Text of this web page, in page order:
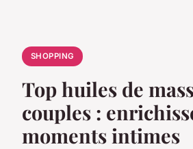
SHOPPING
Top huiles de
couples :
moments intimes